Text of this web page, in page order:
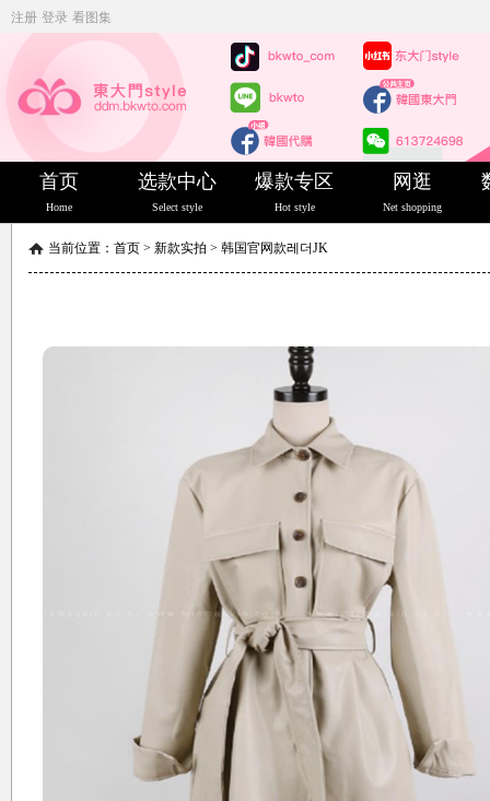
注册 登录 看图集
首页
Home
选款中心
Select style
爆款专区
Hot style
网逛
Net shopping
当前位置： 首页 > 新款实拍 > 韩国官网款레더JK